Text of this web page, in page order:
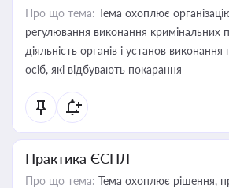
Про що тема: Тема охоплює
регулювання виконання кримінальних
діяльність органів і установ
осіб, які відбувають покарання
Практика ЄСПЛ
Про що тема: Тема охоплює рішення,